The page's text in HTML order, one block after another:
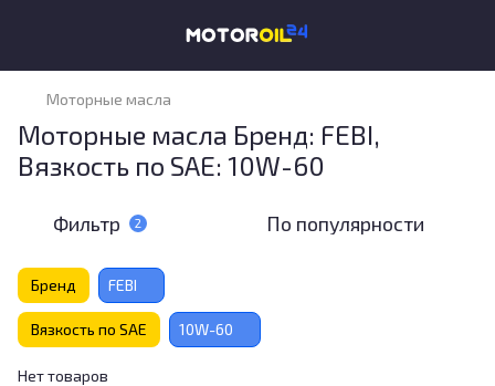
Моторные масла
Моторные масла Бренд: FEBI,
Вязкость по SAE: 10W-60
Фильтр 2 По популярности
Бренд FEBI
Вязкость по SAE 10W-60
Нет товаров